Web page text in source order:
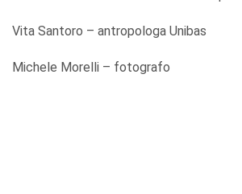
Vita Santoro – antropologa Unibas
Michele Morelli – fotografo